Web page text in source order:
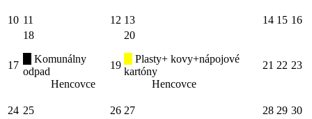
10 11 12 13 14 15 16
17
18
Komunálny
odpad
Hencovce
19
20
Plasty+ kovy+nápojové
kartóny
Hencovce
21 22 23
24 25 26 27 28 29 30